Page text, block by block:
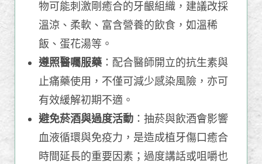
物可能刺激剛癒合的牙齦組織，建議改採
溫涼、柔軟、富含營養的飲食，如溫稀
飯、蛋花湯等。
遵照醫囑服藥 ：配合醫師開立的抗生素與
止痛藥使用，不僅可減少感染風險，亦可
有效緩解初期不適。
避免菸酒與過度活動 ：抽菸與飲酒會影響
血液循環與免疫力，是造成植牙傷口癒合
時間延長的重要因素；過度講話或咀嚼也